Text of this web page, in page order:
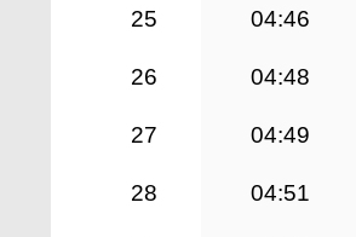
25 04:46
26 04:48
27 04:49
28 04:51